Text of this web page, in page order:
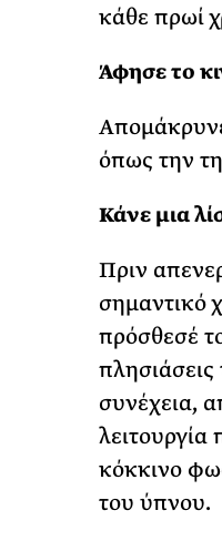
κάθε πρωί
Άφησε το
όπως την
Κάνε μια
Πριν
σημαντικό
πρόσθεσέ
συνέχεια,
κόκκινο
του ύπνου.